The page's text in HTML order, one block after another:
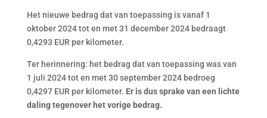
Het nieuwe bedrag dat van toepassing is vanaf 1
oktober 2024 tot en met 31 december 2024 bedraagt
0,4293 EUR per kilometer.
Ter herinnering: het bedrag dat van toepassing was van
1 juli 2024 tot en met 30 september 2024 bedroeg
0,4297 EUR per kilometer. Er is dus sprake van een lichte
daling tegenover het vorige bedrag.